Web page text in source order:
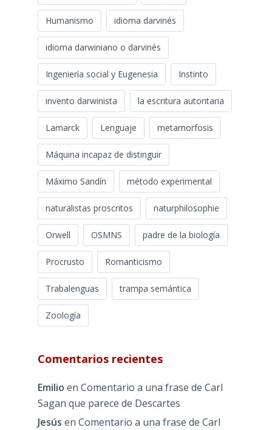
Humanismo idioma darvinés
idioma darwiniano o darvinés
Ingeniería social y Eugenesia Instinto
invento darwinista la escritura autoritaria
Lamarck Lenguaje metamorfosis
Máquina incapaz de distinguir
Máximo Sandín método experimental
naturalistas proscritos naturphilosophie
Orwell OSMNS padre de la biología
Procrusto Romanticismo
Trabalenguas trampa semántica
Zoología
Comentarios recientes
Emilio en Comentario a una frase de Carl
Sagan que parece de Descartes
Jesús en Comentario a una frase de Carl